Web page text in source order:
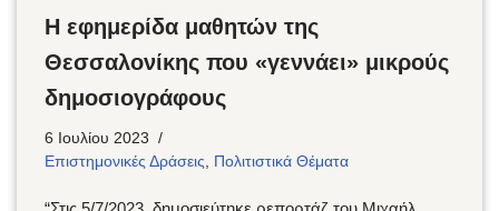
Η εφημερίδα μαθητών της
Θεσσαλονίκης που «γεννάει» μικρούς
δημοσιογράφους
6 Ιουλίου 2023
Επιστημονικές Δράσεις, Πολιτιστικά Θέματα